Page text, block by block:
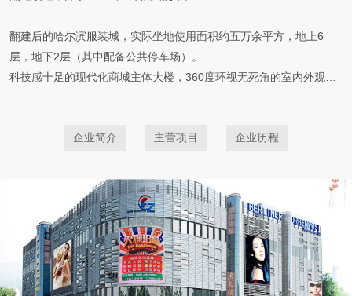
翻建后的哈尔滨服装城，实际坐地使用面积约五万余平方，地上6
层，地下2层（其中配备公共停车场）。
科技感十足的现代化商城主体大楼，360度环视无死角的室内外观光
装城翻建后的青春与活力。
企业简介 主营项目 企业历程